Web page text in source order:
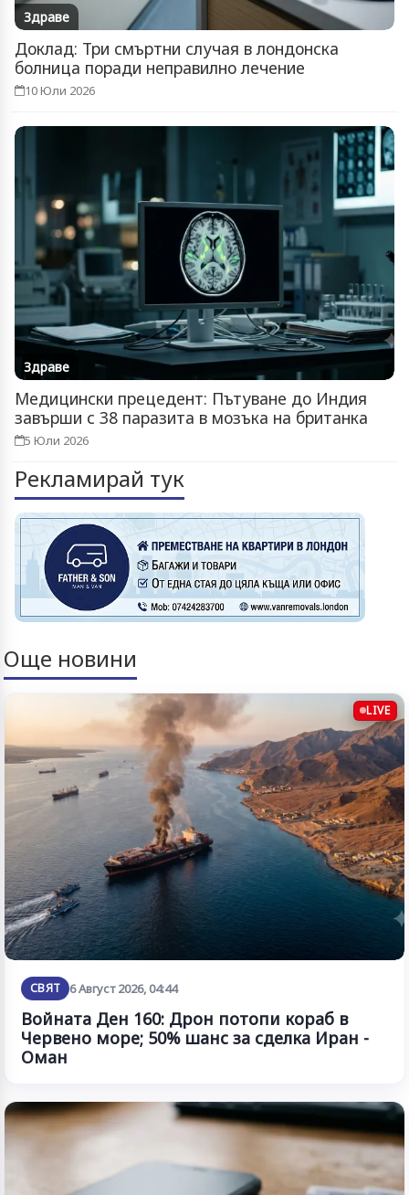
Здраве
Доклад: Три смъртни случая в лондонска
болница поради неправилно лечение
10 Юли 2026
Здраве
Медицински прецедент: Пътуване до Индия
завърши с 38 паразита в мозъка на британка
5 Юли 2026
Рекламирай тук
Още новини
LIVE
СВЯТ 6 Август 2026, 04:44
Войната Ден 160: Дрон потопи кораб в
Червено море; 50% шанс за сделка Иран -
Оман